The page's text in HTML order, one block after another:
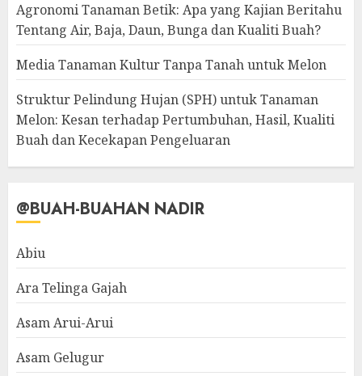
Agronomi Tanaman Betik: Apa yang Kajian Beritahu
Tentang Air, Baja, Daun, Bunga dan Kualiti Buah?
Media Tanaman Kultur Tanpa Tanah untuk Melon
Struktur Pelindung Hujan (SPH) untuk Tanaman
Melon: Kesan terhadap Pertumbuhan, Hasil, Kualiti
Buah dan Kecekapan Pengeluaran
@BUAH-BUAHAN NADIR
Abiu
Ara Telinga Gajah
Asam Arui-Arui
Asam Gelugur